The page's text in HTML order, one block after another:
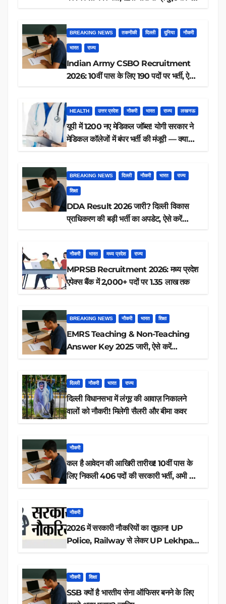
BREAKING NEWS तकनीकी दिल्ली दुनिया नौकरी
भारत राज्य
Indian Army CSBO Recruitment
2026: 10वीं पास के लिए 190 पदों पर भर्ती, ऐसे
HEALTH उत्तर प्रदेश नौकरी भारत राज्य लखनऊ
यूपी में 1200 नए मेडिकल जॉब्स! योगी सरकार ने
मेडिकल कॉलेजों में बंपर भर्ती की मंजूरी — क्या
BREAKING NEWS दिल्ली नौकरी भारत राज्य
शिक्षा
DDA Result 2026 जारी? दिल्ली विकास
प्राधिकरण की बड़ी भर्ती का अपडेट, ऐसे करें
नौकरी भारत मध्य प्रदेश राज्य
MPRSB Recruitment 2026: मध्य प्रदेश
एपेक्स बैंक में 2,000+ पदों पर 1.35 लाख तक
BREAKING NEWS नौकरी भारत शिक्षा
EMRS Teaching & Non-Teaching
Answer Key 2025 जारी, ऐसे करें
दिल्ली नौकरी भारत राज्य
दिल्ली विधानसभा में लंगूर की आवाज़ निकालने
वालों को नौकरी! मिलेगी सैलरी और बीमा कवर
नौकरी
कल है आवेदन की आखिरी तारीख! 10वीं पास के
लिए निकली 406 पदों की सरकारी भर्ती, अभी करें
नौकरी
2026 में सरकारी नौकरियों का तूफान! UP
Police, Railway से लेकर UP Lekhpal
नौकरी शिक्षा
SSB क्यों है भारतीय सेना ऑफिसर बनने के लिए